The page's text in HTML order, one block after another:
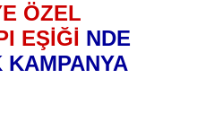
ÖZEL
EŞİĞİ NDE
KAMPANYA